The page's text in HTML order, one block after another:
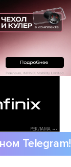
РЕКЛАМА •••
Telegram!